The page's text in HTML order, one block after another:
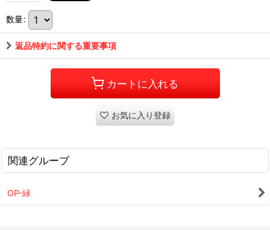
数量:
返品特約に関する重要事項
カートに入れる
お気に入り登録
関連グループ
OP-緑